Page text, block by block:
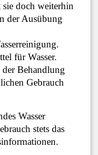
sie doch weiterhin
der Ausübung
für Wasser.
Behandlung
Gebrauch
Wasser
stets das